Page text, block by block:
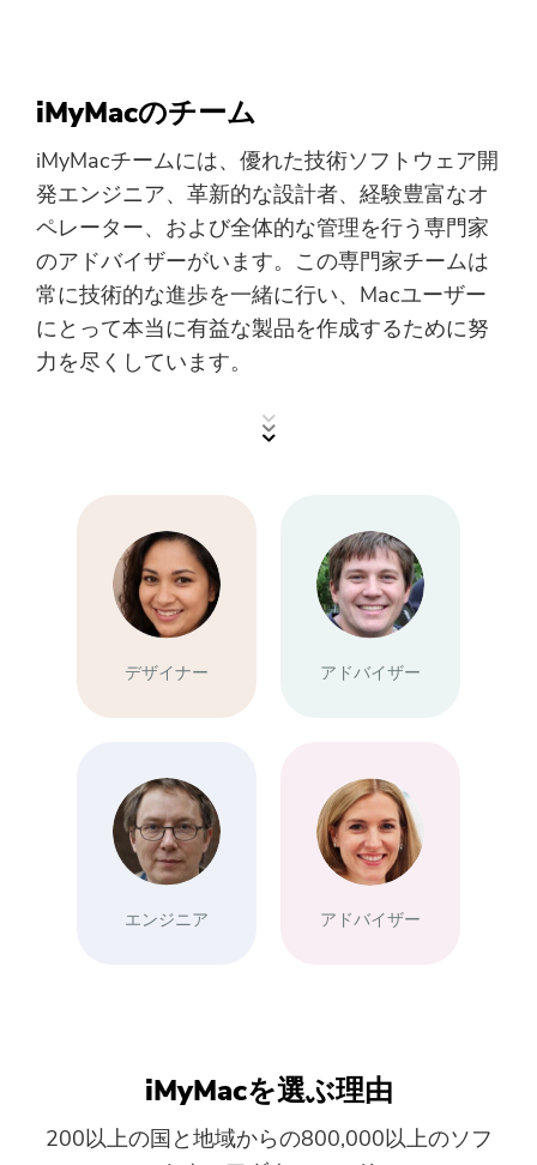
iMyMacのチーム
iMyMacチームには、優れた技術ソフトウェア開
発エンジニア、革新的な設計者、経験豊富なオ
ペレーター、および全体的な管理を行う専門家
のアドバイザーがいます。この専門家チームは
常に技術的な進歩を一緒に行い、Macユーザー
にとって本当に有益な製品を作成するために努
力を尽くしています。
デザイナー アドバイザー
エンジニア アドバイザー
iMyMacを選ぶ理由
200以上の国と地域からの800,000以上のソフ